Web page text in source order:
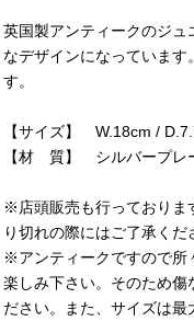
英国製アンティークのジュ
なデザインになっていま
す。
【サイズ】 W.18cm /
【材 質】 シルバープレ
※店頭販売も行っておりま
り切れの際にはご了承くだ
※アンティークですので所
楽しみ下さい。そのため傷
ださい。また、サイズは